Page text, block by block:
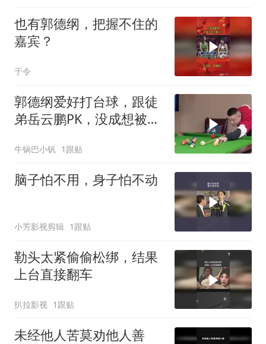
也有郭德纲，把握不住的
嘉宾？
于令
郭德纲爱好打台球，跟徒
弟岳云鹏PK，没成想被他
牛锅巴小钒 1跟贴
脑子怕不用，身子怕不动
小芳影视剪辑 1跟贴
勒头太紧偷偷松绑，结果
上台直接翻车
扒拉影视 1跟贴
未经他人苦莫劝他人善